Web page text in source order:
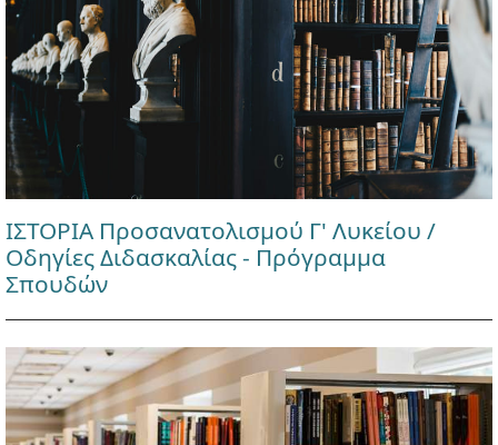
ΙΣΤΟΡΙΑ Προσανατολισμού Γ' Λυκείου /
Οδηγίες Διδασκαλίας - Πρόγραμμα
Σπουδών